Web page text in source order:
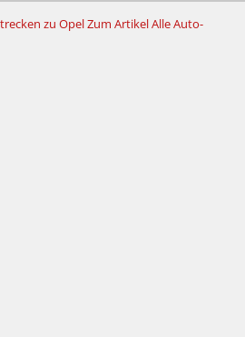
zu OpelZum ArtikelAlle Auto-